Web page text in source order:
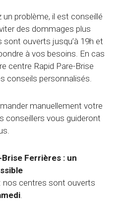
problème, il est conseillé
des dommages plus
ouverts jusqu’à 19h et
à vos besoins. En cas
centre Rapid Pare-Brise
conseils personnalisés.
manuellement votre
conseillers vous guideront
Ferrières : un
: nos centres sont ouverts
.